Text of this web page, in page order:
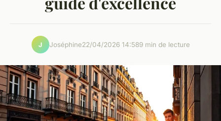
J Joséphine22/04/2026 14:589 min de lecture